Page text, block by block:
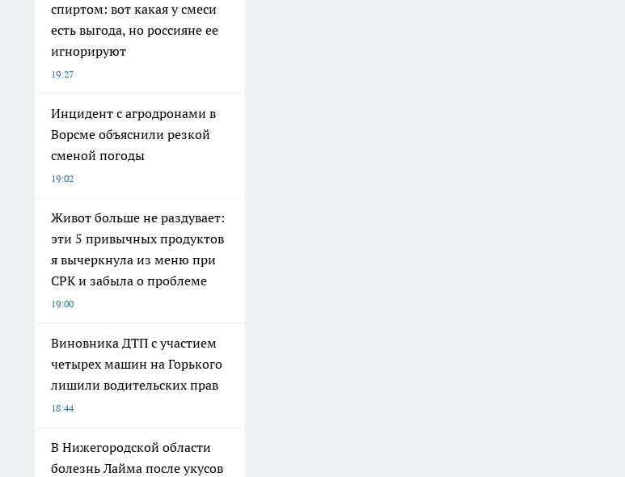
спиртом: вот какая у смеси
есть выгода, но россияне ее
игнорируют
19:27
Инцидент с агродронами в
Ворсме объяснили резкой
сменой погоды
19:02
Живот больше не раздувает:
эти 5 привычных продуктов
я вычеркнула из меню при
СРК и забыла о проблеме
19:00
Виновника ДТП с участием
четырех машин на Горького
лишили водительских прав
18:44
В Нижегородской области
болезнь Лайма после укусов